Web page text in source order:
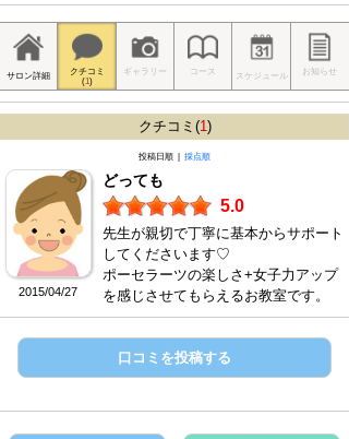
サロン詳細
クチコミ
(1)
ギャラリー コース スケジュール お知らせ
クチコミ(1)
投稿日順 | 採点順
2015/04/27
どっても
5.0
先生が親切で丁寧に基本からサポート
してくださいます♡
ポーセラーツの楽しさ+女子力アップ
を感じさせてもらえるお教室です。
口コミを投稿する